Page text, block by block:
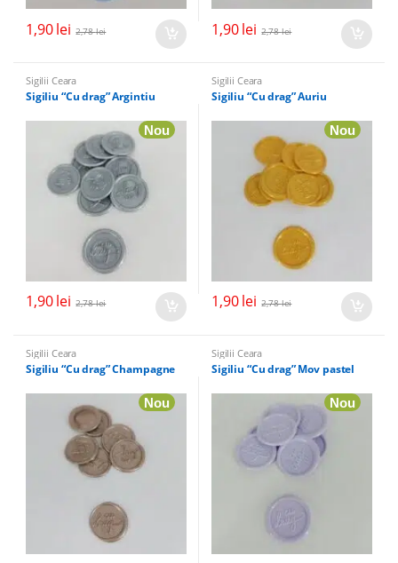
1,90lei 2,78lei 1,90lei 2,78lei
Sigilii Ceara
Sigiliu “Cu drag” Argintiu
Nou
1,90lei 2,78lei
Sigilii Ceara
Sigiliu “Cu drag” Auriu
Nou
1,90lei 2,78lei
Sigilii Ceara
Sigiliu “Cu drag” Champagne
Nou
Sigilii Ceara
Sigiliu “Cu drag” Mov pastel
Nou